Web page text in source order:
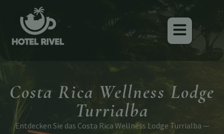
Costa Rica Wellness Lodge
Turrialba
Entdecken Sie das Costa Rica Wellness Lodge Turrialba —